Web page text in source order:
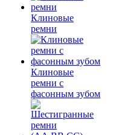
Клиновые
ремни
Клиновые
ремни с
фасонным зубом